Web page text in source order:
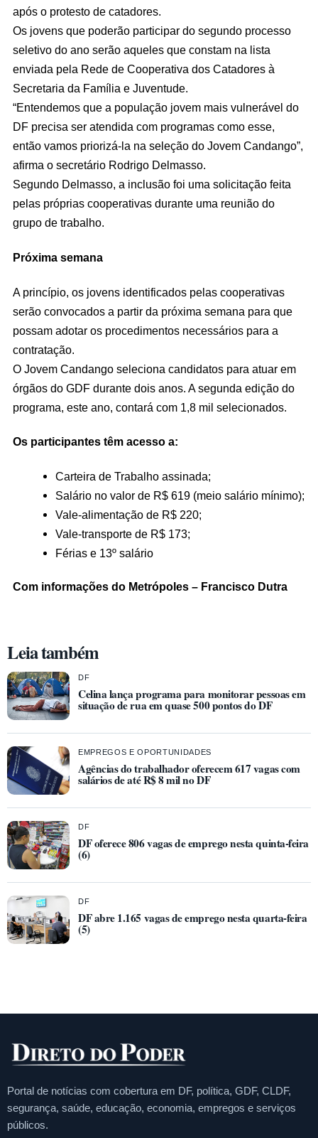
após o protesto de catadores.
Os jovens que poderão participar do segundo processo
seletivo do ano serão aqueles que constam na lista
enviada pela Rede de Cooperativa dos Catadores à
Secretaria da Família e Juventude.
“Entendemos que a população jovem mais vulnerável do
DF precisa ser atendida com programas como esse,
então vamos priorizá-la na seleção do Jovem Candango”,
afirma o secretário Rodrigo Delmasso.
Segundo Delmasso, a inclusão foi uma solicitação feita
pelas próprias cooperativas durante uma reunião do
grupo de trabalho.
Próxima semana
A princípio, os jovens identificados pelas cooperativas
serão convocados a partir da próxima semana para que
possam adotar os procedimentos necessários para a
contratação.
O Jovem Candango seleciona candidatos para atuar em
órgãos do GDF durante dois anos. A segunda edição do
programa, este ano, contará com 1,8 mil selecionados.
Os participantes têm acesso a:
Carteira de Trabalho assinada;
Salário no valor de R$ 619 (meio salário mínimo);
Vale-alimentação de R$ 220;
Vale-transporte de R$ 173;
Férias e 13º salário
Com informações do Metrópoles – Francisco Dutra
Leia também
DF
Celina lança programa para monitorar pessoas em
situação de rua em quase 500 pontos do DF
EMPREGOS E OPORTUNIDADES
Agências do trabalhador oferecem 617 vagas com
salários de até R$ 8 mil no DF
DF
DF oferece 806 vagas de emprego nesta quinta-feira
(6)
DF
DF abre 1.165 vagas de emprego nesta quarta-feira
(5)
Portal de notícias com cobertura em DF, política, GDF, CLDF,
segurança, saúde, educação, economia, empregos e serviços
públicos.